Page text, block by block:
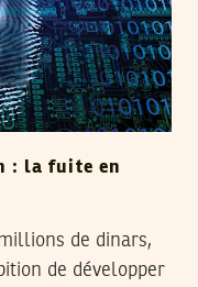
: la fuite en
de dinars,
de développer